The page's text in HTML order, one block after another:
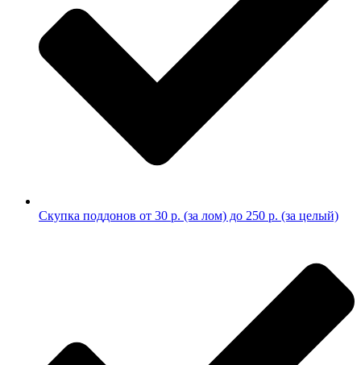
Скупка поддонов от 30 р. (за лом) до 250 р. (за целый)